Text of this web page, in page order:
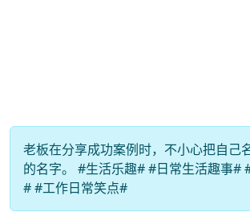
老板在分享成功案例时，不小心把自己
的名字。 #生活乐趣# #日常生活趣事#
# #工作日常笑点#